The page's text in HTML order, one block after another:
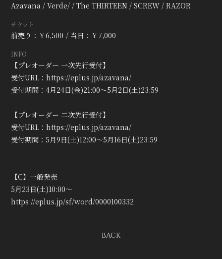
会員登録 ログイン
Azavana / Verde/ / The THIRTEEN / SCREW / RAZOR
チケット
前売り：￥6,500 当日：￥7,000
INFO
【プレオーダー 一次先行受付】
受付URL：https://eplus.jp/azavana/
受付期間：4月24日(金)21:00〜5月2日(土)23:59
【プレオーダー 二次先行受付】
受付URL：https://eplus.jp/azavana/
受付期間：5月9日(土)12:00〜5月16日(土)23:59
【C】一般発売
5月23日(土)10:00～
https://eplus.jp/sf/word/0000100332
BACK